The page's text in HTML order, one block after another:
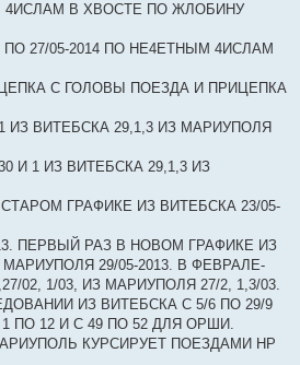
4ИСЛАМ В ХВОСТЕ ПО ЖЛОБИНУ
ПО 27/05-2014 ПО НЕ4ЕТНЫМ 4ИСЛАМ
С ГОЛОВЫ ПОЕЗДА И ПРИЦЕПКА
ВИТЕБСКА 29,1,3 ИЗ МАРИУПОЛЯ
И 1 ИЗ ВИТЕБСКА 29,1,3 ИЗ
ГРАФИКЕ ИЗ ВИТЕБСКА 23/05-
ПЕРВЫЙ РАЗ В НОВОМ ГРАФИКЕ ИЗ
МАРИУПОЛЯ 29/05-2013. В ФЕВРАЛЕ-
02, 1/03, ИЗ МАРИУПОЛЯ 27/2, 1,3/03.
ИЗ ВИТЕБСКА С 5/6 ПО 29/9
ПО 12 И С 49 ПО 52 ДЛЯ ОРШИ.
КУРСИРУЕТ ПОЕЗДАМИ НР